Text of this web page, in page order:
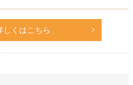
しくはこちら